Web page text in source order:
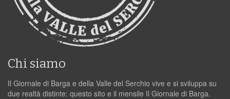
Chi siamo
Il Giornale di Barga e della Valle del Serchio vive e si sviluppa su
due realtà distinte: questo sito e il mensile Il Giornale di Barga.